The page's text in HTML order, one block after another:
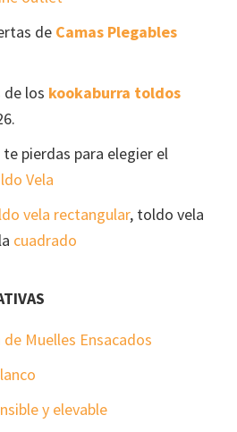
de Camas Plegables
de los kookaburra toldos
pierdas para elegier el
Vela
vela rectangular, toldo vela
cuadrado
Muelles Ensacados
y elevable